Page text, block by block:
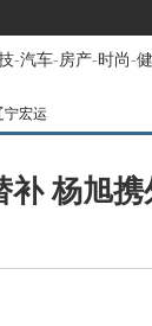
-汽车-房产-时尚-
宁宏运
补 杨旭